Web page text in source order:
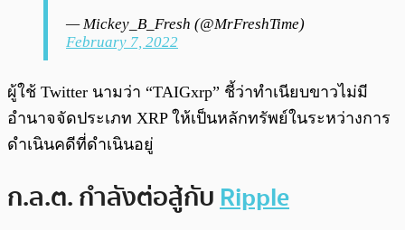
— Mickey_B_Fresh (@MrFreshTime)
February 7, 2022
ผู้ใช้ Twitter นามว่า “TAIGxrp” ชี้ว่าทำเนียบขาวไม่มี
อำนาจจัดประเภท XRP ให้เป็นหลักทรัพย์ในระหว่างการ
ดำเนินคดีที่ดำเนินอยู่
ก.ล.ต. กำลังต่อสู้กับRipple